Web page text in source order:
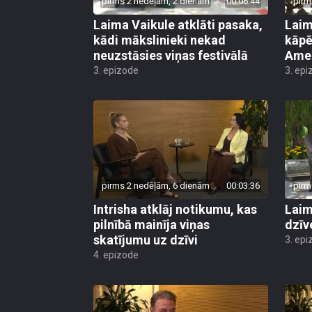
Laima Vaikule atklāti pasaka,
kādi mākslinieki nekad
neuzstāsies viņas festivālā
3. epizode 3.
pirms 2 nedēļām, 6 dienām 00:03:36
Intrisha atklāj notikumu, kas
pilnībā mainīja viņas
skatījumu uz dzīvi
4. epizode
3.